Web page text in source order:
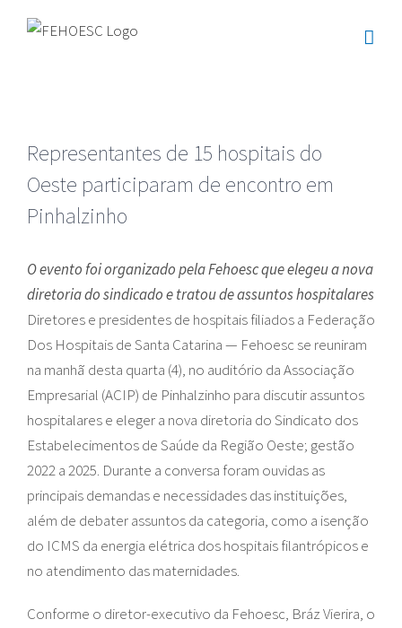
Representantes de 15 hospitais do
Oeste participaram de encontro em
Pinhalzinho
O evento foi organizado pela Fehoesc que elegeu a nova
diretoria do sindicado e tratou de assuntos hospitalares
Diretores e presidentes de hospitais filiados a Federação
Dos Hospitais de Santa Catarina — Fehoesc se reuniram
na manhã desta quarta (4), no auditório da Associação
Empresarial (ACIP) de Pinhalzinho para discutir assuntos
hospitalares e eleger a nova diretoria do Sindicato dos
Estabelecimentos de Saúde da Região Oeste; gestão
2022 a 2025. Durante a conversa foram ouvidas as
principais demandas e necessidades das instituições,
além de debater assuntos da categoria, como a isenção
do ICMS da energia elétrica dos hospitais filantrópicos e
no atendimento das maternidades.
Conforme o diretor-executivo da Fehoesc, Bráz Vierira, o